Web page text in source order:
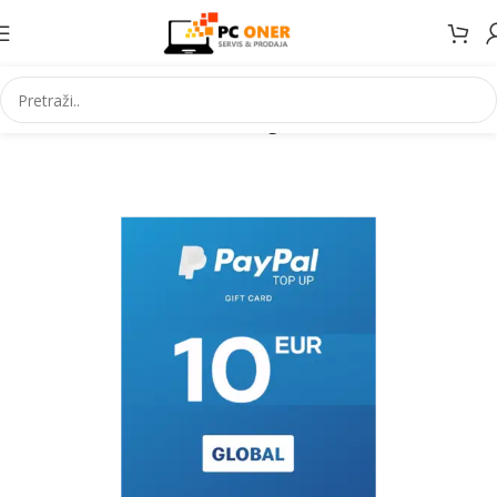
Početna Informatika Racunari Digitalni kodovi